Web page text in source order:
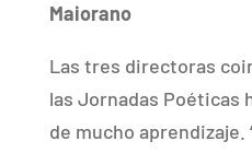
Maiorano
Las tres directoras
las Jornadas Poéticas
de mucho aprendizaje.